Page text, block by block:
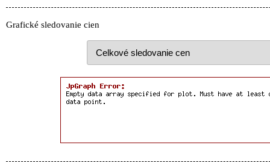
Grafické sledovanie cien